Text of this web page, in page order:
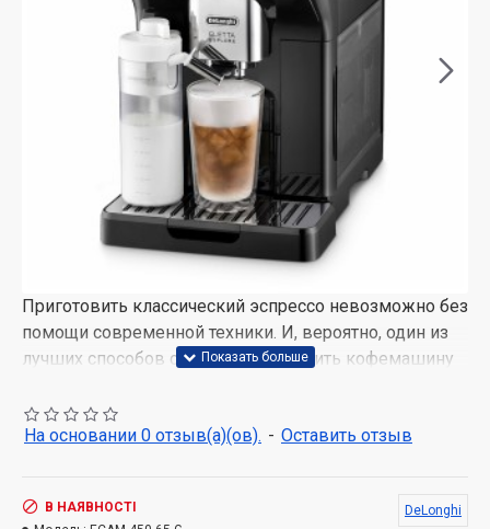
Приготовить классический эспрессо невозможно без
помощи современной техники. И, вероятно, один из
лучших способов сделать это – купить кофемашину
специально для создания эспрессо в
автоматическом режиме. Точное соблюдение
просто поклонников. При желании, вы даже можете
На основании 0 отзыв(а)(ов). - Оставить отзыв
В НАЯВНОСТІ
DeLonghi